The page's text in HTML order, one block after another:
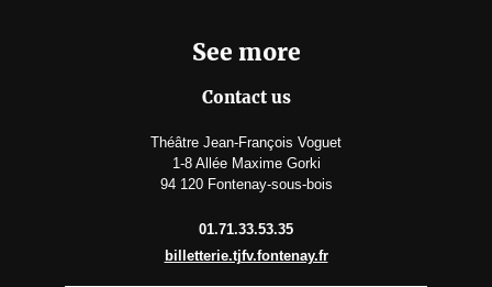
See more
Contact us
Théâtre Jean-François Voguet
1-8 Allée Maxime Gorki
94 120 Fontenay-sous-bois
01.71.33.53.35
billetterie.tjfv.fontenay.fr